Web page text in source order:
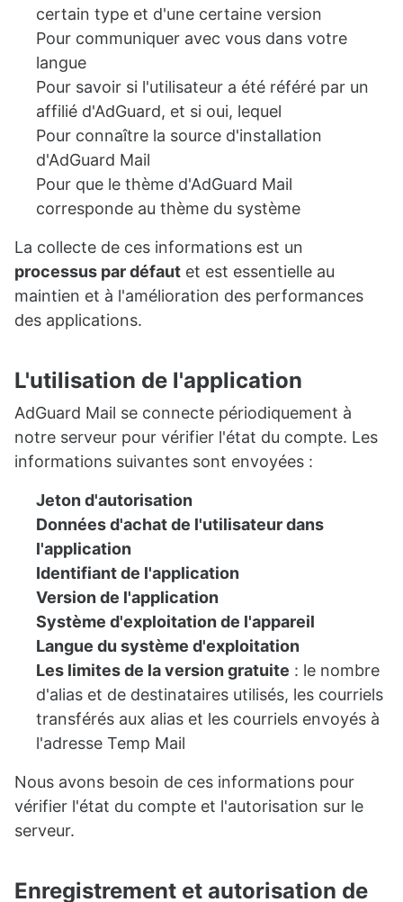
certain type et d'une certaine version
Pour communiquer avec vous dans votre
langue
Pour savoir si l'utilisateur a été référé par un
affilié d'AdGuard, et si oui, lequel
Pour connaître la source d'installation
d'AdGuard Mail
Pour que le thème d'AdGuard Mail
corresponde au thème du système
La collecte de ces informations est un
processus par défaut et est essentielle au
maintien et à l'amélioration des performances
des applications.
L'utilisation de l'application
AdGuard Mail se connecte périodiquement à
notre serveur pour vérifier l'état du compte. Les
informations suivantes sont envoyées :
Jeton d'autorisation
Données d'achat de l'utilisateur dans
l'application
Identifiant de l'application
Version de l'application
Système d'exploitation de l'appareil
Langue du système d'exploitation
Les limites de la version gratuite : le nombre
d'alias et de destinataires utilisés, les courriels
transférés aux alias et les courriels envoyés à
l'adresse Temp Mail
Nous avons besoin de ces informations pour
vérifier l'état du compte et l'autorisation sur le
serveur.
Enregistrement et autorisation de